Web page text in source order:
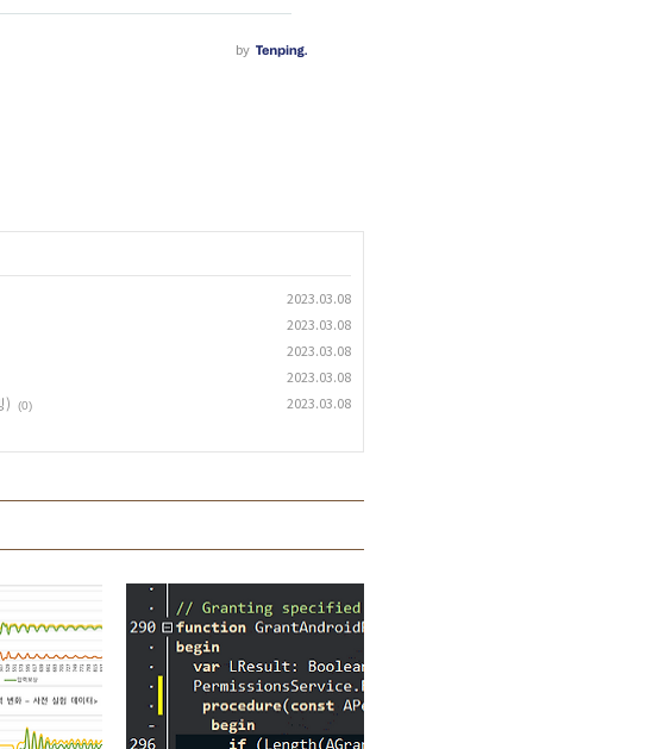
2023.03.08
2023.03.08
2023.03.08
2023.03.08
) (0) 2023.03.08